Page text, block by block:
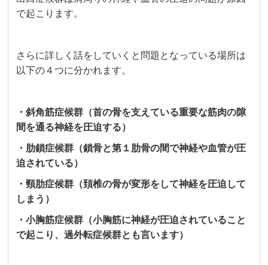
で起こります。
さらに詳しく話をしていくと問題となっている場所は
以下の４つに分かれます。
・斜角筋症候群（首の骨を支えている重要な筋肉の隙
間を通る神経を圧迫する）
・肋鎖症候群（鎖骨と第１肋骨の間で神経や血管が圧
迫されている）
・頸肋症候群（頚椎の骨が変形をして神経を圧迫して
しまう）
・小胸筋症候群（小胸筋に神経が圧迫されていること
で起こり、過外転症候群とも言います）